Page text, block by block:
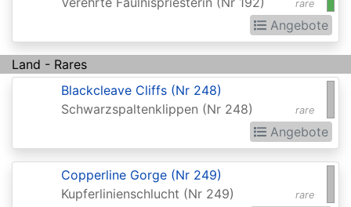
Crown
Dark
Ascension
Dominaria
rare
Angebote
Land - Rares
rare
Blackcleave Cliffs (Nr 248)
Schwarzspaltenklippen (Nr 248)
Angebote
rare
Copperline Gorge (Nr 249)
Kupferlinienschlucht (Nr 249)